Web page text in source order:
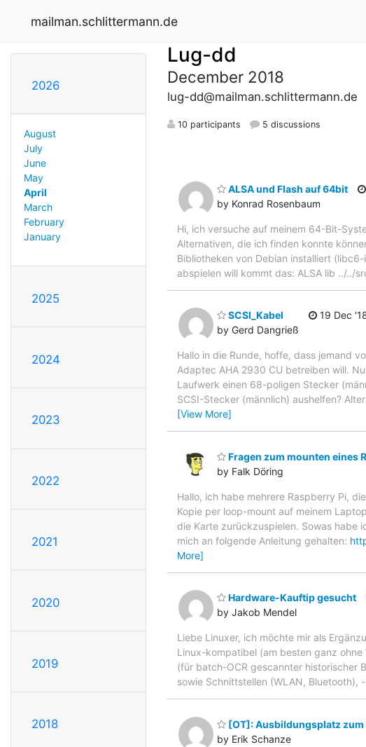
mailman.schlittermann.de
2026
August
July
June
May
April
March
February
January
2025
2024
2023
2022
2021
2020
2019
2018
Lug-dd
December 2018
lug-dd@mailman.schlittermann.de
10 participants 5 discussions
ALSA und Flash auf 64bit
by Konrad Rosenbaum
Hi, ich versuche auf meinem 64-Bit-
Alternativen, die ich finden konnte
Bibliotheken von Debian installiert
abspielen will kommt das: ALSA lib ../../
SCSI_Kabel
by Gerd Dangrieß
19 Dec
Hallo in die Runde, hoffe, dass jemand
Adaptec AHA 2930 CU betreiben will.
Laufwerk einen 68-poligen Stecker
SCSI-Stecker (männlich) aushelfen?
[View More]
Fragen zum mounten eines
by Falk Döring
Hallo, ich habe mehrere Raspberry Pi,
Kopie per loop-mount auf meinem
die Karte zurückzuspielen. Sowas habe
mich an folgende Anleitung gehalten:
More]
Hardware-Kauftip gesucht
by Jakob Mendel
Liebe Linuxer, ich möchte mir als
Linux-kompatibel (am besten ganz
(für batch-OCR gescannter historischer
sowie Schnittstellen (WLAN, Bluetooth),
[OT]: Ausbildungsplatz
by Erik Schanze